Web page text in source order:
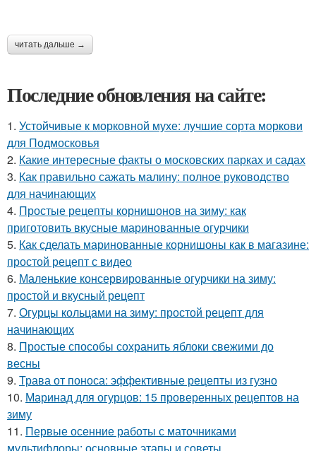
читать дальше →
Последние обновления на сайте:
1. Устойчивые к морковной мухе: лучшие сорта моркови
для Подмосковья
2. Какие интересные факты о московских парках и садах
3. Как правильно сажать малину: полное руководство
для начинающих
4. Простые рецепты корнишонов на зиму: как
приготовить вкусные маринованные огурчики
5. Как сделать маринованные корнишоны как в магазине:
простой рецепт с видео
6. Маленькие консервированные огурчики на зиму:
простой и вкусный рецепт
7. Огурцы кольцами на зиму: простой рецепт для
начинающих
8. Простые способы сохранить яблоки свежими до
весны
9. Трава от поноса: эффективные рецепты из гузно
10. Маринад для огурцов: 15 проверенных рецептов на
зиму
11. Первые осенние работы с маточниками